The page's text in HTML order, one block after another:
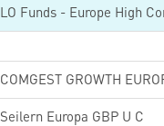
LO Funds - Europe High
Seilern Europa GBP U C